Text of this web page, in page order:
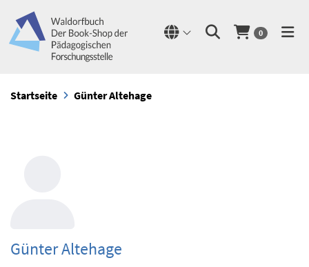
0
Startseite Günter Altehage
Günter Altehage